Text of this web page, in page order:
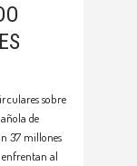
sobre
de
37 millones
enfrentan al